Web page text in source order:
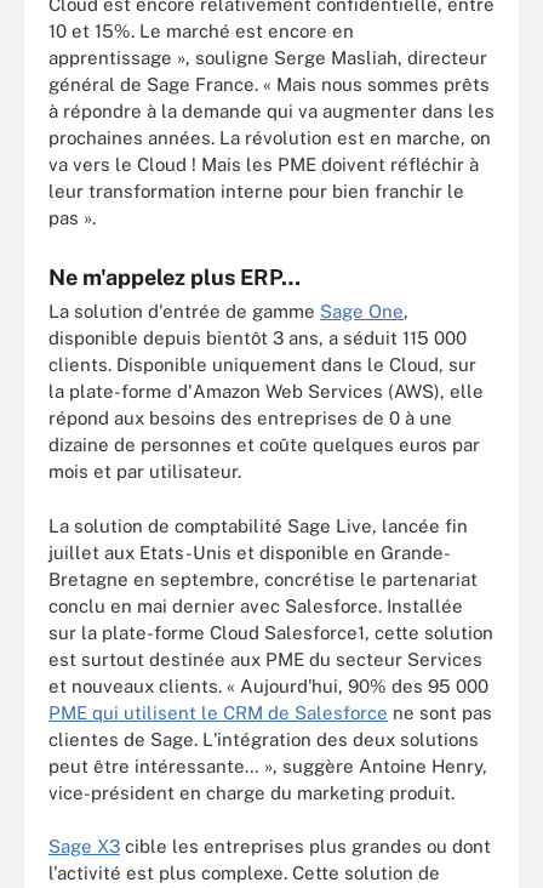
Cloud est encore relativement confidentielle, entre
10 et 15%. Le marché est encore en
apprentissage », souligne Serge Masliah, directeur
général de Sage France. « Mais nous sommes prêts
à répondre à la demande qui va augmenter dans les
prochaines années. La révolution est en marche, on
va vers le Cloud ! Mais les PME doivent réfléchir à
leur transformation interne pour bien franchir le
pas ».
Ne m'appelez plus ERP…
La solution d'entrée de gamme Sage One,
disponible depuis bientôt 3 ans, a séduit 115 000
clients. Disponible uniquement dans le Cloud, sur
la plate-forme d'Amazon Web Services (AWS), elle
répond aux besoins des entreprises de 0 à une
dizaine de personnes et coûte quelques euros par
mois et par utilisateur.
La solution de comptabilité Sage Live, lancée fin
juillet aux Etats-Unis et disponible en Grande-
Bretagne en septembre, concrétise le partenariat
conclu en mai dernier avec Salesforce. Installée
sur la plate-forme Cloud Salesforce1, cette solution
est surtout destinée aux PME du secteur Services
et nouveaux clients. « Aujourd'hui, 90% des 95 000
PME qui utilisent le CRM de Salesforce ne sont pas
clientes de Sage. L'intégration des deux solutions
peut être intéressante… », suggère Antoine Henry,
vice-président en charge du marketing produit.
Sage X3 cible les entreprises plus grandes ou dont
l'activité est plus complexe. Cette solution de